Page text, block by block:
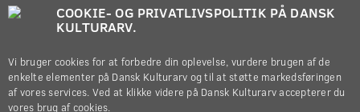
COOKIE- OG PRIVATLIVSPOLITIK PÅ DANSK
KULTURARV.
Vi bruger cookies for at forbedre din oplevelse, vurdere brugen af de
enkelte elementer på Dansk Kulturarv og til at støtte markedsføringen
af vores services. Ved at klikke videre på Dansk Kulturarv accepterer du
vores brug af cookies.